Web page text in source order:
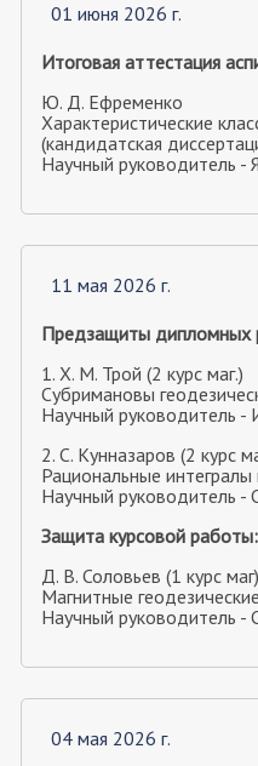
01 июня 2026 г.
Итоговая аттестация
Ю. Д. Ефременко
Характеристические
(кандидатская
Научный руководитель -
11 мая 2026 г.
Предзащиты дипломных
1. Х. М. Трой (2 курс маг.)
Субримановы
Научный руководитель -
2. С. Кунназаров (2 курс
Рациональные
Научный руководитель -
Защита курсовой работы:
Д. В. Соловьев (1 курс маг)
Магнитные
Научный руководитель -
04 мая 2026 г.